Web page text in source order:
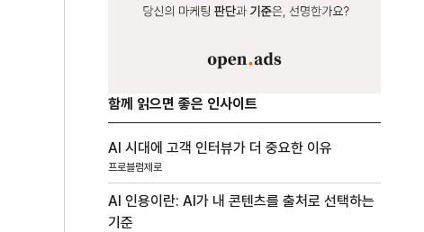
함께 읽으면 좋은 인사이트
AI 시대에 고객 인터뷰가 더 중요한 이유
프로블럼제로
AI 인용이란: AI가 내 콘텐츠를 출처로 선택하는
기준